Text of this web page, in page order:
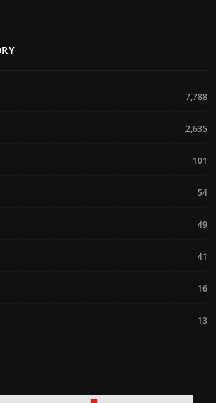
7,788
2,635
101
54
49
41
16
13